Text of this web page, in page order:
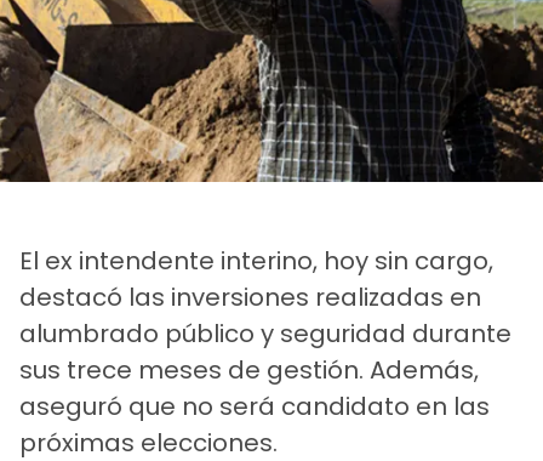
El ex intendente interino, hoy sin cargo,
destacó las inversiones realizadas en
alumbrado público y seguridad durante
sus trece meses de gestión. Además,
aseguró que no será candidato en las
próximas elecciones.